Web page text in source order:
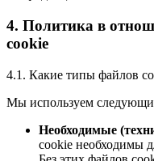
4. Политика в
cookie
4.1. Какие типы файлов
Мы используем
Необходимые
cookie необходимы